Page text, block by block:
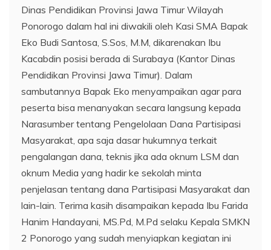
Dinas Pendidikan Provinsi Jawa Timur Wilayah
Ponorogo dalam hal ini diwakili oleh Kasi SMA Bapak
Eko Budi Santosa, S.Sos, M.M, dikarenakan Ibu
Kacabdin posisi berada di Surabaya (Kantor Dinas
Pendidikan Provinsi Jawa Timur). Dalam
sambutannya Bapak Eko menyampaikan agar para
peserta bisa menanyakan secara langsung kepada
Narasumber tentang Pengelolaan Dana Partisipasi
Masyarakat, apa saja dasar hukumnya terkait
pengalangan dana, teknis jika ada oknum LSM dan
oknum Media yang hadir ke sekolah minta
penjelasan tentang dana Partisipasi Masyarakat dan
lain-lain. Terima kasih disampaikan kepada Ibu Farida
Hanim Handayani, MS.Pd, M.Pd selaku Kepala SMKN
2 Ponorogo yang sudah menyiapkan kegiatan ini